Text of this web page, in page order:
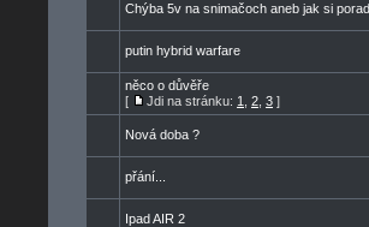
Chýba 5v na snimačoch aneb jak si
putin hybrid warfare
něco o důvěře
[
Jdi na stránku: 1 2 3 ]
Nová doba ?
přání...
Ipad AIR 2